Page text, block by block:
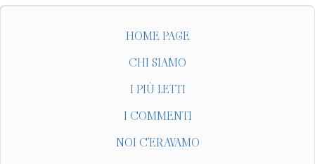
HOME PAGE
CHI SIAMO
I PIÙ LETTI
I COMMENTI
NOI C'ERAVAMO